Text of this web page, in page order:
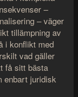
–
– väger
tillämpning av
i konflikt med
vad gäller
få sitt bästa
enbart juridisk